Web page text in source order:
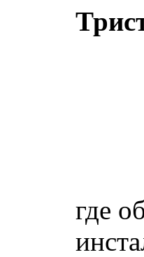
Вы
Вы
где